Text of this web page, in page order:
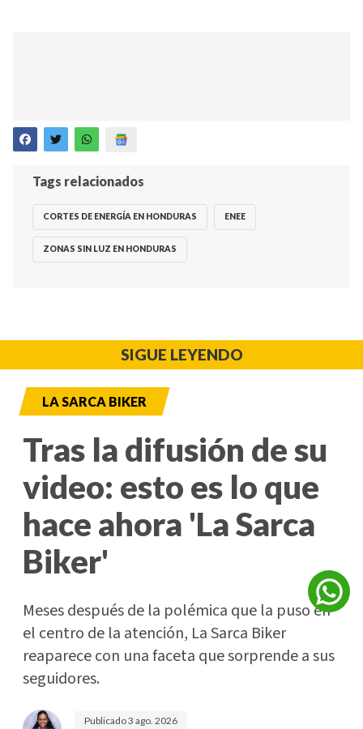
Tags relacionados
CORTES DE ENERGÍA EN HONDURAS ENEE
ZONAS SIN LUZ EN HONDURAS
SIGUE LEYENDO
LA SARCA BIKER
Tras la difusión de su
video: esto es lo que
hace ahora 'La Sarca
Biker'
Meses después de la polémica que la puso en
el centro de la atención, La Sarca Biker
reaparece con una faceta que sorprende a sus
seguidores.
Publicado3 ago. 2026